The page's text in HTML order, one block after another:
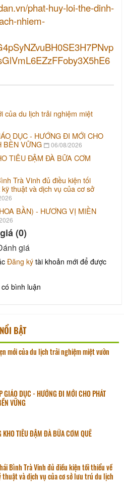
phat-huy-loi-the-dinh-
nhiem-
của du lịch trải nghiệm miệt
DỤC - HƯỚNG ĐI MỚI CHO
BỀN VỮNG
06/08/2026
TIÊU ĐẬM ĐÀ BỮA CƠM
Trà Vinh đủ điều kiện tối
thuật và dịch vụ của cơ sở
BẦN) - HƯƠNG VỊ MIỀN
(0)
giá
Đăng ký tài khoản mới để được
bình luận
BẬT
mới của du lịch trải nghiệm miệt vườn
GIÁO DỤC - HƯỚNG ĐI MỚI CHO PHÁT
VỮNG
KHO TIÊU ĐẬM ĐÀ BỮA CƠM QUÊ
Bình Trà Vinh đủ điều kiện tối thiểu về
thuật và dịch vụ của cơ sở lưu trú du lịch